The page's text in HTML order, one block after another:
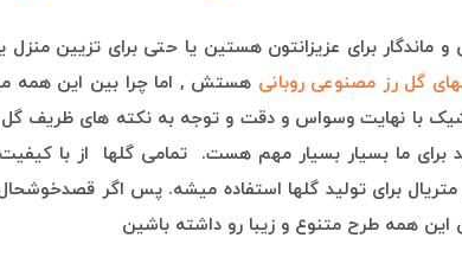
برای عزیزانتون هستین یا حتی برای تزیین
گل رز مصنوعی روبانی هستش , اما چرا بین این
شیک با نهایت وسواس و دقت و توجه به نکته های
برای ما بسیار بسیار مهم هست. تمامی گلها از با
برای تولید گلها استفاده میشه. پس اگر
همه طرح متنوع و زیبا رو داشته باشین